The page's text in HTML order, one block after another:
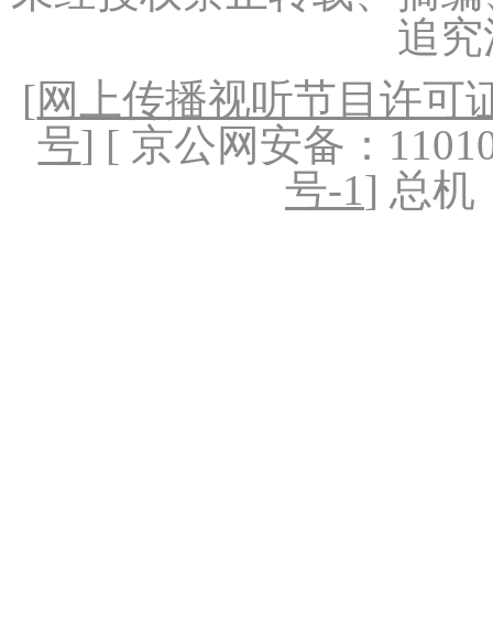
追
[网上传播视听节目许可
号] [ 京公网安备：
号-1] 总机